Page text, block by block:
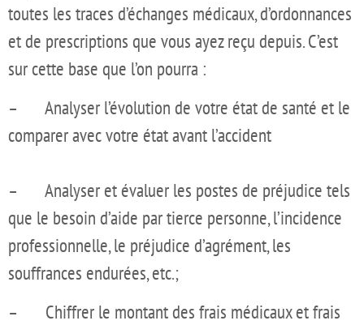
toutes les traces d’échanges médicaux, d’ordonnances
et de prescriptions que vous ayez reçu depuis. C’est
sur cette base que l’on pourra :
– Analyser l’évolution de votre état de santé et le
comparer avec votre état avant l’accident
– Analyser et évaluer les postes de préjudice tels
que le besoin d’aide par tierce personne, l’incidence
professionnelle, le préjudice d’agrément, les
souffrances endurées, etc.;
– Chiffrer le montant des frais médicaux et frais